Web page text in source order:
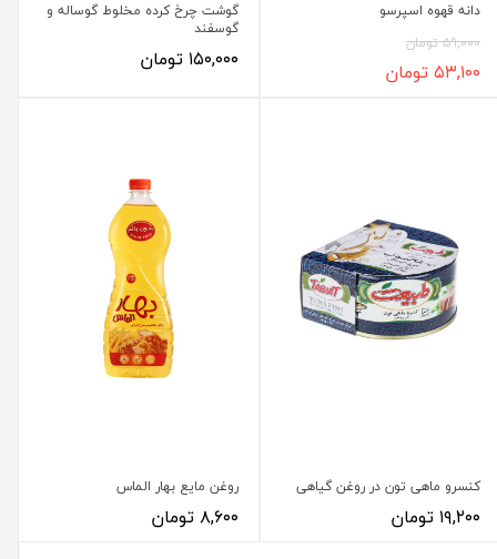
دانه‌ قهوه اسپرسو
۵۹,۰۰۰ تومان
۵۳,۱۰۰ تومان
گوشت چرخ کرده مخلوط گوساله و
گوسفند
۱۵۰,۰۰۰ تومان
کنسرو ماهی تون در روغن گیاهی
۱۹,۲۰۰ تومان
روغن مایع بهار الماس
۸,۶۰۰ تومان